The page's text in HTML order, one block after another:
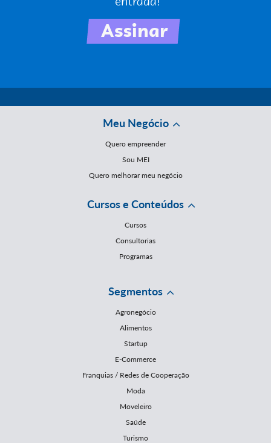
Meu Negócio
Quero empreender
Sou MEI
Quero melhorar meu negócio
Cursos e Conteúdos
Cursos
Consultorias
Programas
Segmentos
Agronegócio
Alimentos
Startup
E-Commerce
Franquias / Redes de Cooperação
Moda
Moveleiro
Saúde
Turismo